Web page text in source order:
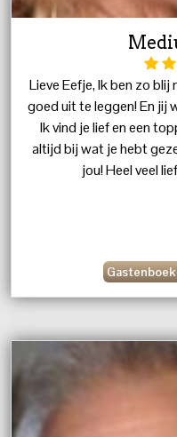
Lieve Eefje, Ik ben zo
goed uit te leggen! En jij
Ik vind je lief en een
altijd bij wat je hebt
jou! Heel veel